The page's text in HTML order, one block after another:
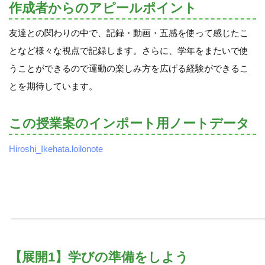
作成者からのアピールポイント
友達との関わりの中で、記録・動画・五感を使って感じたこ
となど様々な視点で記録します。さらに、学年をまたいで使
うことができるので運動の楽しみ方を広げる経験ができるこ
とを期待しています。
この授業案のインポート用ノートデータ
Hiroshi_Ikehata.loilonote
【展開1】学びの準備をしよう